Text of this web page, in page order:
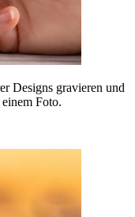
Designs gravieren und
Foto.